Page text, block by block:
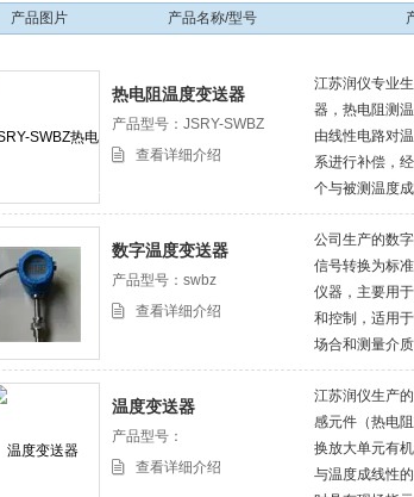
产品图片 产品名称/型号
热电阻温度变送器
产品型号：JSRY-SWBZ
查看详细介绍
江苏润仪专业
器，热电阻测
由线性电路对
系进行补偿，
个与被测温度
的直流信号。
数字温度变送器
产品型号：swbz
查看详细介绍
公司生产的数
信号转换为标
仪器，主要用
和控制，适用
场合和测量介
是，采用热电
件，从测温元
模块，经过稳
线性校准、V/I
流及反向保护
温度变送器
产品型号：
查看详细介绍
江苏润仪生产
感元件（热电
换放大单元有
与温度成线性